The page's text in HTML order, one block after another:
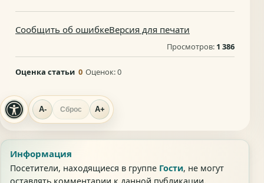
A- Сброс A+
Сообщить об ошибкеВерсия для печати
Просмотров: 1 386
Оценка статьи 0 Оценок:0
Информация
Посетители, находящиеся в группе Гости, не могут